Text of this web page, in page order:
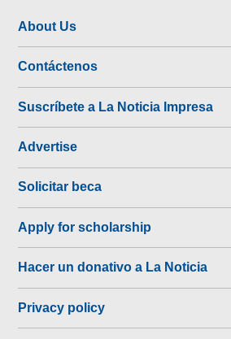
About Us
Contáctenos
Suscríbete a La Noticia Impresa
Advertise
Solicitar beca
Apply for scholarship
Hacer un donativo a La Noticia
Privacy policy